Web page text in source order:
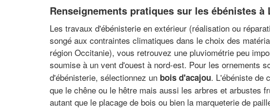
Renseignements pratiques sur les ébénistes à
Les travaux d'ébénisterie en extérieur (réalisation ou
songé aux contraintes climatiques dans le choix des
région Occitanie), vous retrouvez une pluviométrie peu
soumise à un vent d'ouest à nord-est. Pour les ornements
d'ébénisterie, sélectionnez un bois d'acajou. L'ébéniste de
que le chêne ou le hêtre mais aussi les arbres et arbustes
autant que le placage de bois ou bien la marqueterie de